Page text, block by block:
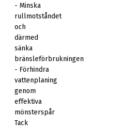
- Minska
rullmotståndet
och
därmed
sänka
bränsleförbrukningen
- Förhindra
vattenplaning
genom
effektiva
mönsterspår
Tack